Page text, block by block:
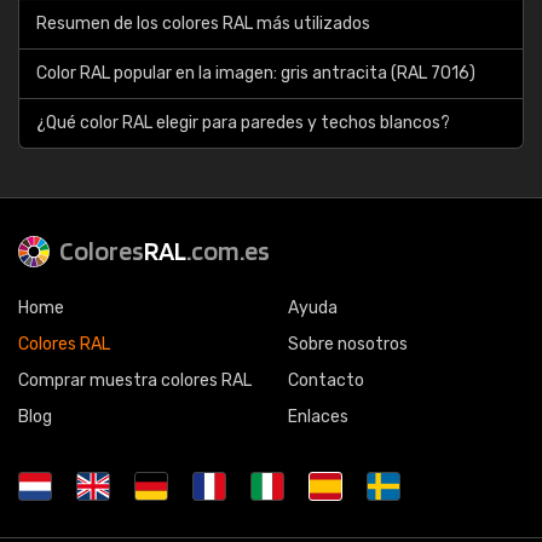
Resumen de los colores RAL más utilizados
Color RAL popular en la imagen: gris antracita (RAL 7016)
¿Qué color RAL elegir para paredes y techos blancos?
ColoresRAL.com.es
Home
Colores RAL
Comprar muestra colores RAL
Blog
Ayuda
Sobre nosotros
Contacto
Enlaces